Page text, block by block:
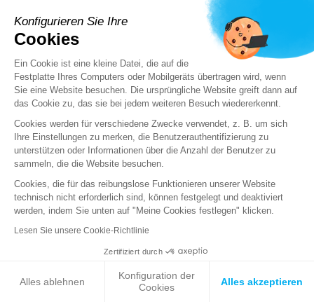
PRODUKTE
Stormshield XDR
Stormshield Network Security
Stormshield Endpoint Security
Stormshield Log Supervisor
Stormshield Management Center
Zertifizierte und qualifizierte-Produkte
Produktdatenblätter
Case studies
Advisories Stormshield
Partner finden
Konfigurieren Sie Ihre
Cookies
Ein Cookie ist eine kleine Datei, die auf die
Festplatte Ihres Computers oder Mobilgeräts übertragen wird, wenn
Sie eine Website besuchen. Die ursprüngliche Website greift dann auf
das Cookie zu, das sie bei jedem weiteren Besuch wiedererkennt.
Cookies werden für verschiedene Zwecke verwendet, z. B. um sich
Ihre Einstellungen zu merken, die Benutzerauthentifizierung zu
unterstützen oder Informationen über die Anzahl der Benutzer zu
sammeln, die die Website besuchen.
Cookies, die für das reibungslose Funktionieren unserer Website
technisch nicht erforderlich sind, können festgelegt und deaktiviert
werden, indem Sie unten auf "Meine Cookies festlegen" klicken.
Lesen Sie unsere Cookie-Richtlinie
Zertifiziert durch
Alles ablehnen
Konfiguration der
Cookies
Alles akzeptieren